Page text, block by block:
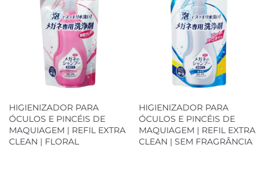
HIGIENIZADOR PARA
ÓCULOS E PINCÉIS DE
MAQUIAGEM | REFIL EXTRA
CLEAN | FLORAL
HIGIENIZADOR PARA
ÓCULOS E PINCÉIS DE
MAQUIAGEM | REFIL EXTRA
CLEAN | SEM FRAGRÂNCIA